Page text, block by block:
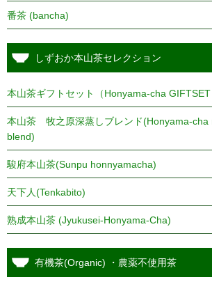
番茶 (bancha)
しずおか本山茶セレクション
本山茶ギフトセット（Honyama-cha GIFTSET
本山茶 牧之原深蒸しブレンド(Honyama-cha
blend)
駿府本山茶(Sunpu honnyamacha)
天下人(Tenkabito)
熟成本山茶 (Jyukusei-Honyama-Cha)
有機茶(Organic) ・農薬不使用茶